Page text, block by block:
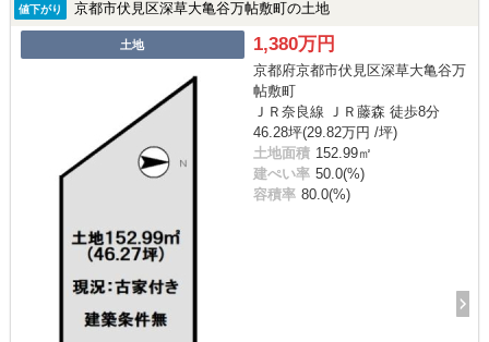
値下がり 京都市伏見区深草大亀谷万帖敷町の土地
土地 1,380万円
京都府京都市伏見区深草大亀谷万
帖敷町
ＪＲ奈良線 ＪＲ藤森 徒歩8分
46.28坪(29.82万円 /坪)
土地面積 152.99㎡
建ぺい率 50.0(%)
容積率 80.0(%)